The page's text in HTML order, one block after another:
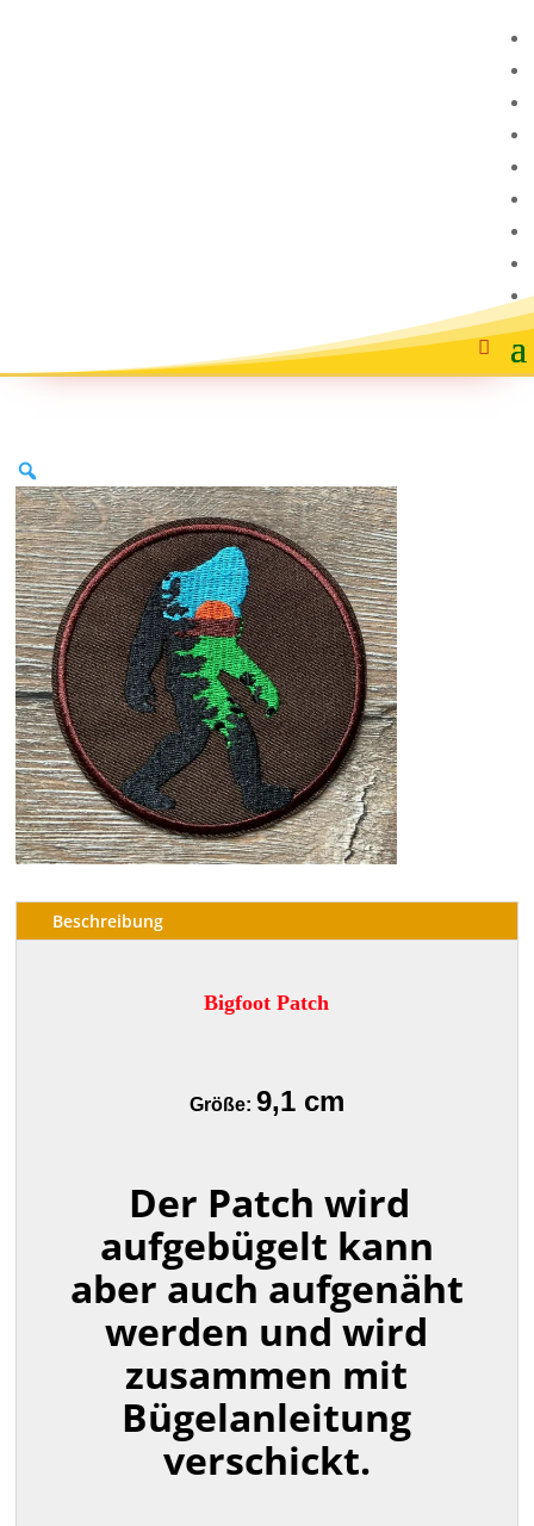
Beschreibung
Bigfoot Patch
Größe: 9,1 cm
Der Patch wird
aufgebügelt kann
aber auch aufgenäht
werden und wird
zusammen mit
Bügelanleitung
verschickt.